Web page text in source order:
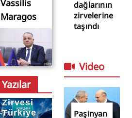
Vassilis
Maragos
Yazılar
NATO
Zirvesi
Türkiye
dağlarının
zirvelerine
taşındı
Video
Paşinyan